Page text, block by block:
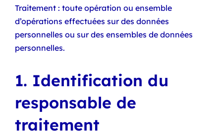
Traitement : toute opération ou ensemble
d’opérations effectuées sur des données
personnelles ou sur des ensembles de données
personnelles.
1. Identification du
responsable de
traitement